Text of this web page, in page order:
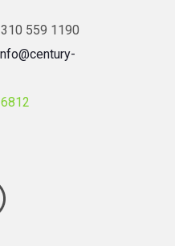
310 559 1190